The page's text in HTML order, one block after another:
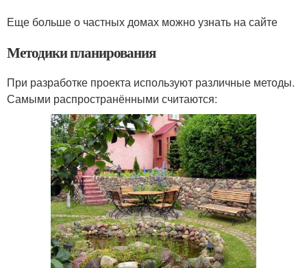
Еще больше о частных домах можно узнать на сайте
Методики планирования
При разработке проекта используют различные методы.
Самыми распространёнными считаются: